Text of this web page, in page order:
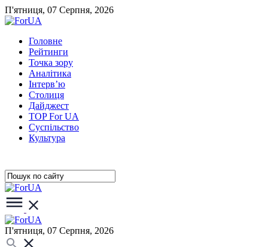
П'ятниця, 07 Серпня, 2026
Головне
Рейтинги
Точка зору
Аналітика
Інтерв’ю
Столиця
Дайджест
TOP For UA
Суспiльство
Культура
П'ятниця, 07 Серпня, 2026